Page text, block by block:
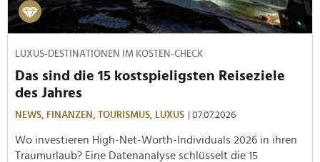
LUXUS-DESTINATIONEN IM KOSTEN-CHECK
Das sind die 15 kostspieligsten Reiseziele
des Jahres
NEWS, FINANZEN, TOURISMUS, LUXUS | 07.07.2026
Wo investieren High-Net-Worth-Individuals 2026 in ihren
Traumurlaub? Eine Datenanalyse schlüsselt die 15